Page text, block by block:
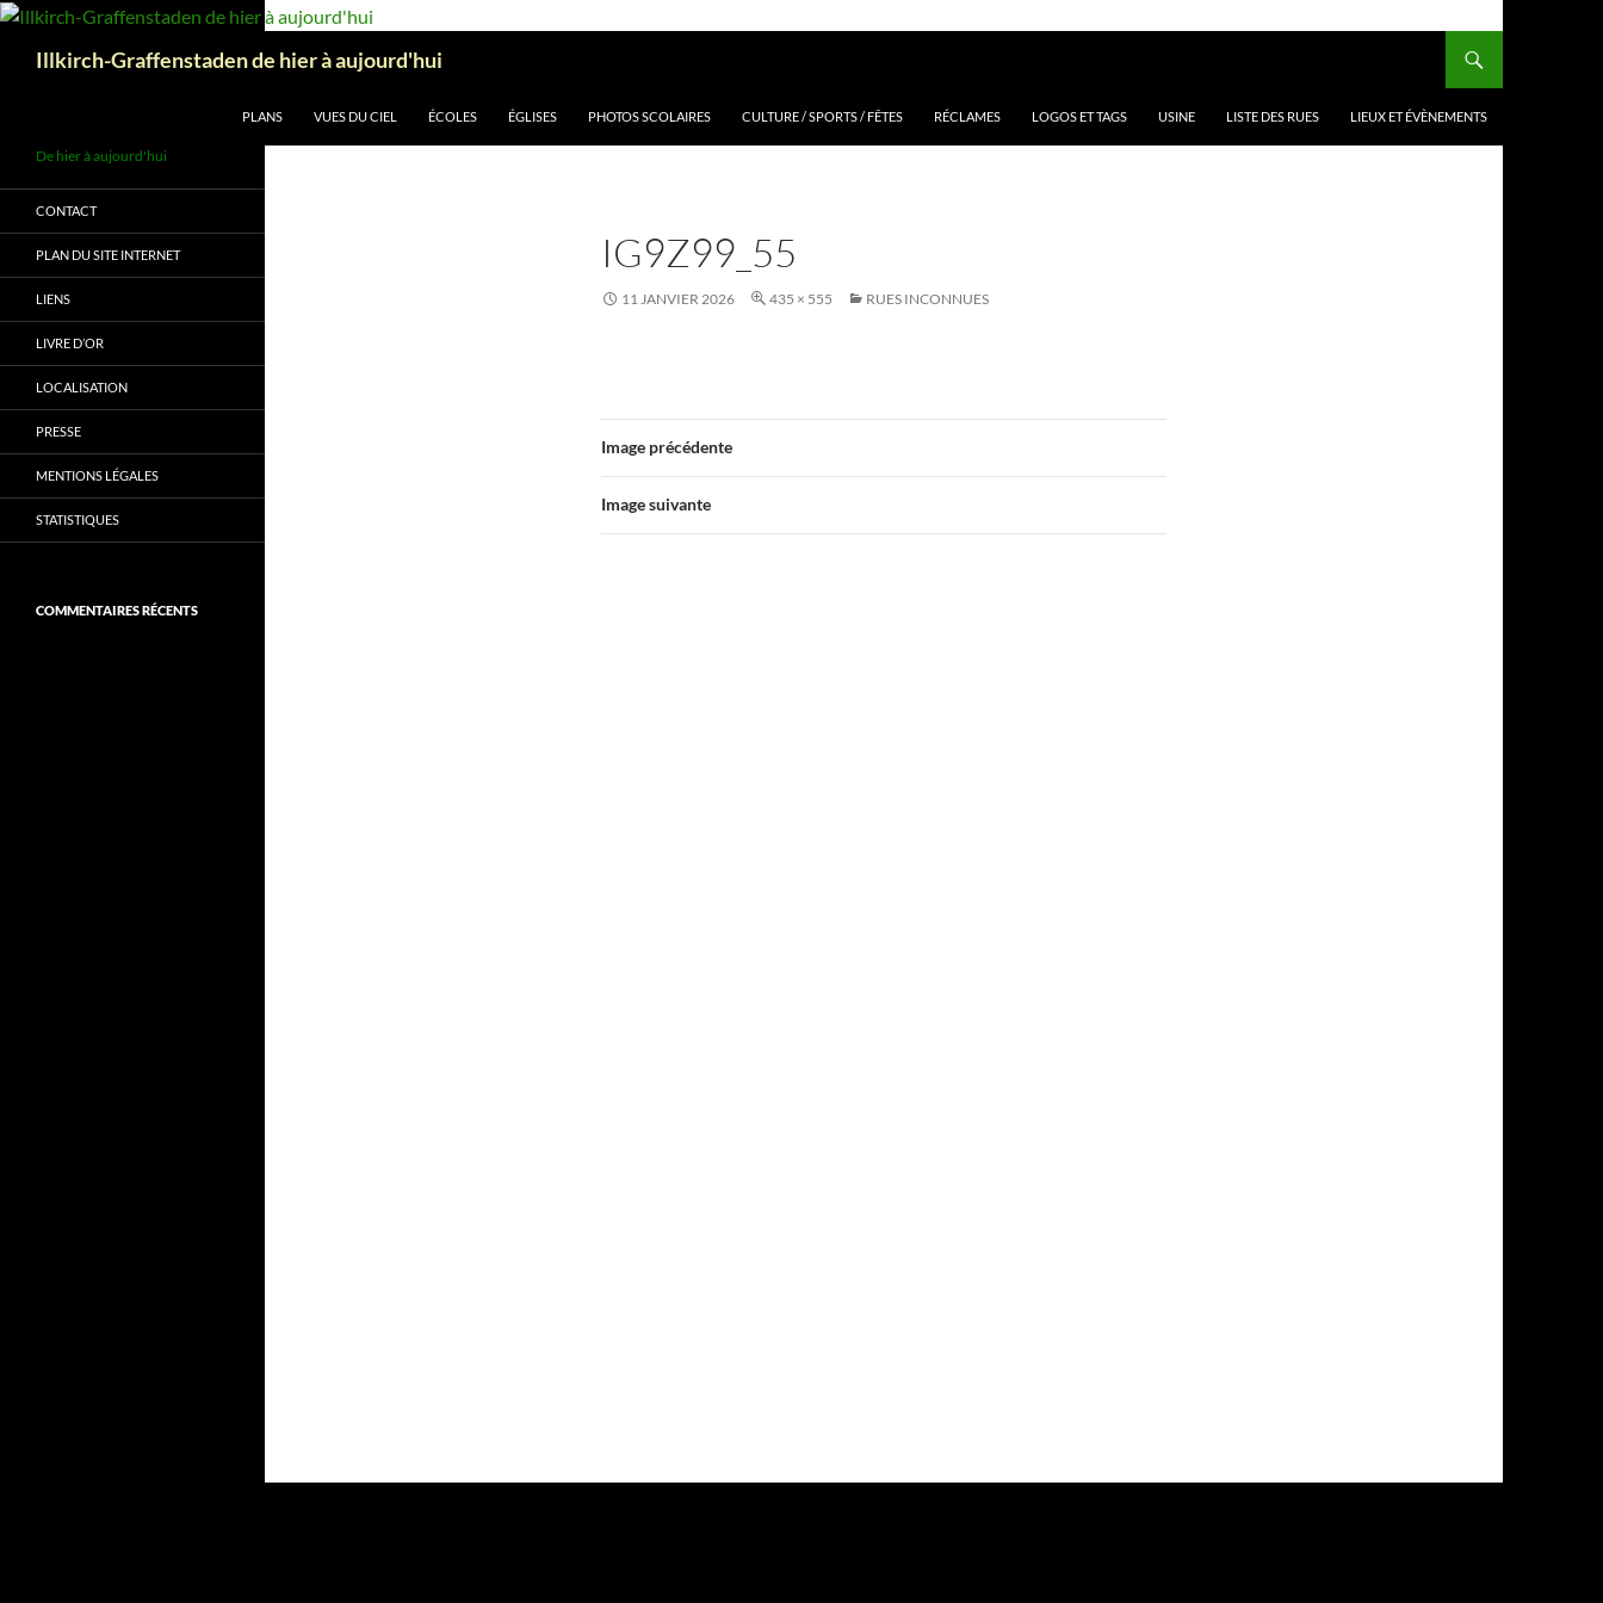
Aller
contenuIllkirch-Graffenstaden de hier à aujourd'hui
PLANS VUES DU CIEL ÉCOLES ÉGLISES PHOTOS SCOLAIRES CULTURE / SPORTS / FÊTES RÉCLAMES LOGOS ET TAGS USINE LISTE DES RUES LIEUX ET ÉVÈNEMENTS
IG9Z99_55
11 JANVIER 2026 435 × 555 RUES INCONNUES
Image précédente
Image suivante
De hier à aujourd'hui
CONTACT
PLAN DU SITE INTERNET
LIENS
LIVRE D’OR
LOCALISATION
PRESSE
MENTIONS LÉGALES
STATISTIQUES
COMMENTAIRES RÉCENTS